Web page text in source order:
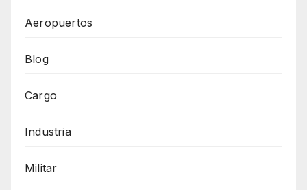
Aeropuertos
Blog
Cargo
Industria
Militar